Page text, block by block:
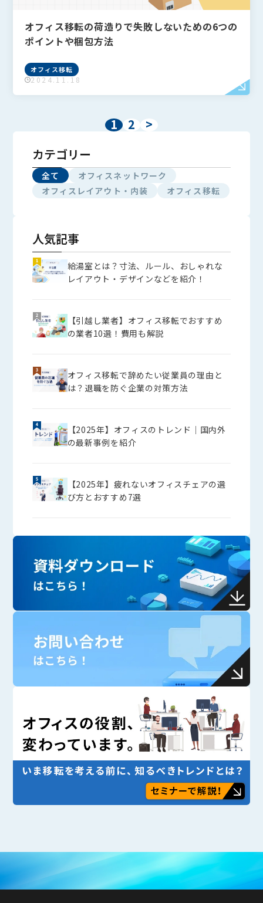
オフィス移転の荷造りで失敗しないための6つの
ポイントや梱包方法
オフィス移転
2024.11.18
1 2
>
カテゴリー
全て
オフィスネットワーク
オフィスレイアウト・内装
オフィス移転
人気記事
給湯室とは？寸法、ルール、おしゃれな
レイアウト・デザインなどを紹介！
【引越し業者】オフィス移転でおすすめ
の業者10選！費用も解説
オフィス移転で辞めたい従業員の理由と
は？退職を防ぐ企業の対策方法
【2025年】オフィスのトレンド│国内外
の最新事例を紹介
【2025年】疲れないオフィスチェアの選
び方とおすすめ7選